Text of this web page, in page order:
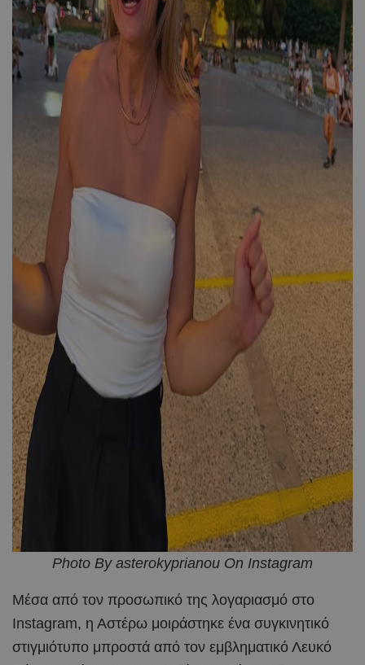
Photo By asterokyprianou On Instagram
Μέσα από τον προσωπικό της λογαριασμό στο
Instagram, η Αστέρω μοιράστηκε ένα συγκινητικό
στιγμιότυπο μπροστά από τον εμβληματικό Λευκό